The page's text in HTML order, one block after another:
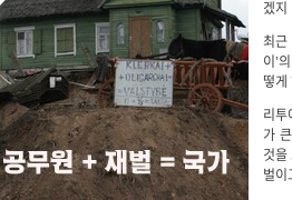
겠지
최근
이’
떻게
리투
가
것을
벌이